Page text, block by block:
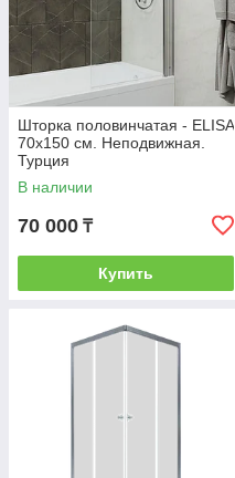
Шторка половинчатая - ELISA
70х150 см. Неподвижная.
Турция
В наличии
70 000 ₸
Купить